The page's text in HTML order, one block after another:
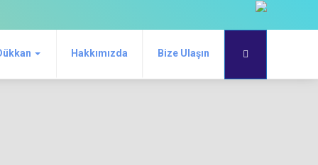
Hakkımızda Bize Ulaşın